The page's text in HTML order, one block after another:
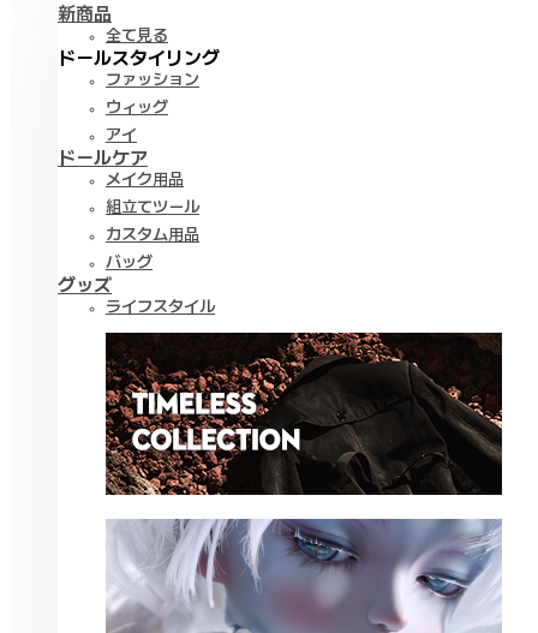
新商品
全て見る
ドールスタイリング
ファッション
ウィッグ
アイ
ドールケア
メイク用品
組立てツール
カスタム用品
バッグ
グッズ
ライフスタイル